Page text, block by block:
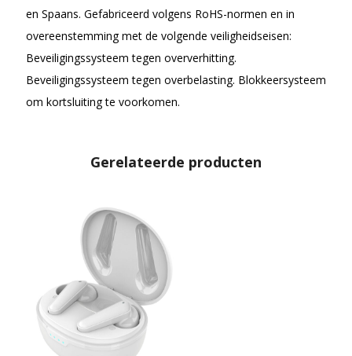
en Spaans. Gefabriceerd volgens RoHS-normen en in
overeenstemming met de volgende veiligheidseisen:
Beveiligingssysteem tegen oververhitting.
Beveiligingssysteem tegen overbelasting. Blokkeersysteem
om kortsluiting te voorkomen.
Gerelateerde producten